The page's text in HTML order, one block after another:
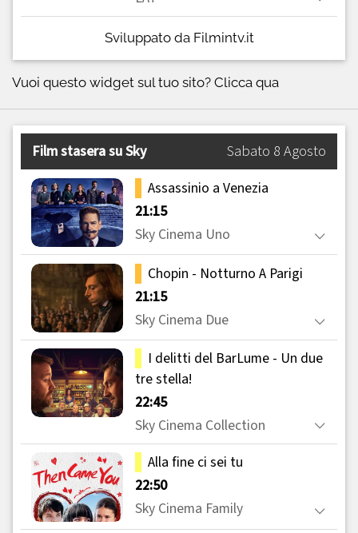
Sviluppato da Filmintv.it
Vuoi questo widget sul tuo sito? Clicca qua